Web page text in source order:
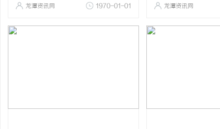
龙潭资讯网 1970-01-01 龙潭资讯网